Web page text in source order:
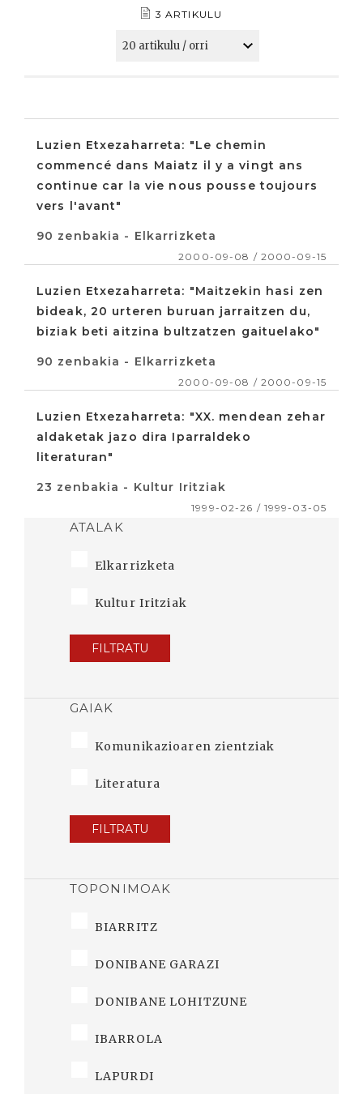
3 ARTIKULU
Luzien Etxezaharreta: "Le chemin
commencé dans Maiatz il y a vingt ans
continue car la vie nous pousse toujours
vers l'avant"
90 zenbakia - Elkarrizketa
2000-09-08 / 2000-09-15
Luzien Etxezaharreta: "Maitzekin hasi zen
bideak, 20 urteren buruan jarraitzen du,
biziak beti aitzina bultzatzen gaituelako"
90 zenbakia - Elkarrizketa
2000-09-08 / 2000-09-15
Luzien Etxezaharreta: "XX. mendean zehar
aldaketak jazo dira Iparraldeko
literaturan"
23 zenbakia - Kultur Iritziak
1999-02-26 / 1999-03-05
ATALAK
Elkarrizketa
Kultur Iritziak
FILTRATU
GAIAK
Komunikazioaren zientziak
Literatura
FILTRATU
TOPONIMOAK
BIARRITZ
DONIBANE GARAZI
DONIBANE LOHITZUNE
IBARROLA
LAPURDI